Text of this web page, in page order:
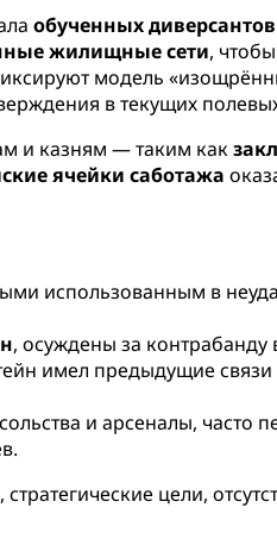
обученных
жилищные сети,
модель
в текущих
и казням — таким как
ячейки саботажа
использованным в
, осуждены за контрабанду
имел предыдущие
и арсеналы, часто
цели,